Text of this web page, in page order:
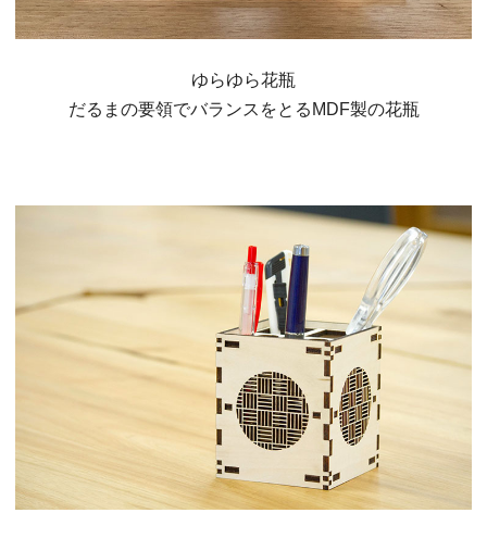
ゆらゆら花瓶
だるまの要領でバランスをとるMDF製の花瓶